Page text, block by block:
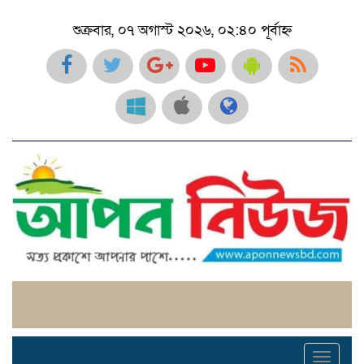
শুক্রবার, ০৭ অগাস্ট ২০২৬, ০২:৪০ পূর্বাহ্ন